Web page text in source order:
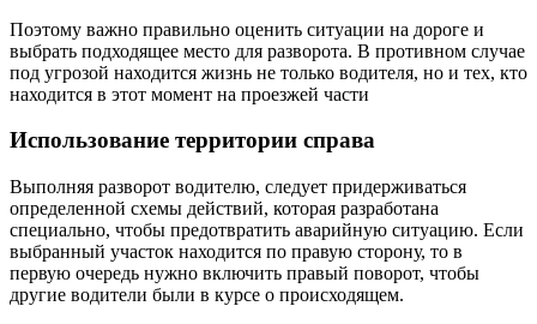
Поэтому важно правильно оценить ситуации на дороге и
выбрать подходящее место для разворота. В противном случае
под угрозой находится жизнь не только водителя, но и тех, кто
находится в этот момент на проезжей части
Использование территории справа
Выполняя разворот водителю, следует придерживаться
определенной схемы действий, которая разработана
специально, чтобы предотвратить аварийную ситуацию. Если
выбранный участок находится по правую сторону, то в
первую очередь нужно включить правый поворот, чтобы
другие водители были в курсе о происходящем.